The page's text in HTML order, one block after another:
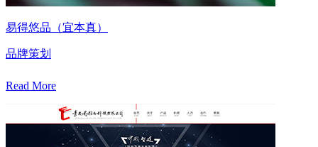
易得悠品（宜本真）
品牌策划
Read More